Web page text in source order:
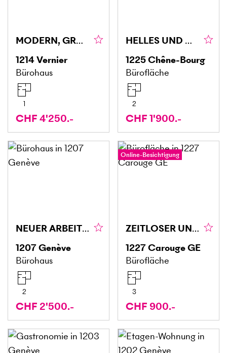
MODERN, GROSSZÜGIG UND VIELSEITIG NUTZBAR
1214Vernier
Bürohaus
1
CHF 4'250.-
HELLES UND GEMÜTLICHES ATELIER IN CHÊNE-BOURG
1225Chêne-Bourg
Bürofläche
2
CHF 1'900.-
NEUER ARBEITSPLATZ IM ZENTRUM
1207Genève
Bürohaus
2
CHF 2'500.-
Online-Besichtigung
ZEITLOSER UND ZENTRUMSNAHER BÜRORAUM
1227Carouge GE
Bürofläche
3
CHF 900.-